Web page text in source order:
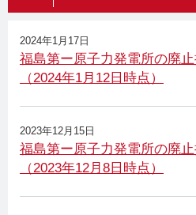
2024年1月17日
福島第ー原子力発電所の廃
（2024年1月12日時点）
2023年12月15日
福島第ー原子力発電所の廃
（2023年12月8日時点）